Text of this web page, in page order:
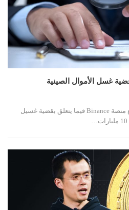
يقال إن السلطات الهندية تحقق مع منصة Binance فيما يتعلق بقضية غسيل